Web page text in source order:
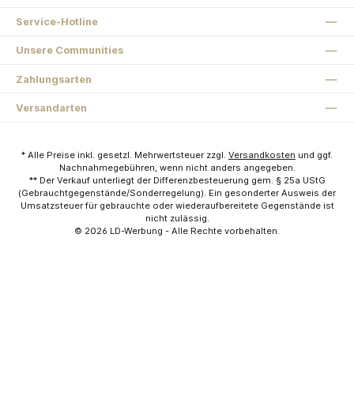
Service-Hotline
Unsere Communities
Zahlungsarten
Versandarten
* Alle Preise inkl. gesetzl. Mehrwertsteuer zzgl. Versandkosten und ggf.
Nachnahmegebühren, wenn nicht anders angegeben.
** Der Verkauf unterliegt der Differenzbesteuerung gem. § 25a UStG
(Gebrauchtgegenstände/Sonderregelung). Ein gesonderter Ausweis der
Umsatzsteuer für gebrauchte oder wiederaufbereitete Gegenstände ist
nicht zulässig.
© 2026 LD-Werbung - Alle Rechte vorbehalten.